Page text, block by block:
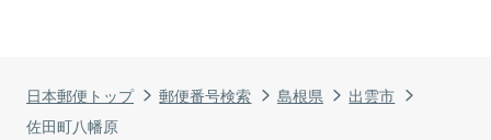
日本郵便トップ 郵便番号検索 島根県
出雲市
佐田町八幡原